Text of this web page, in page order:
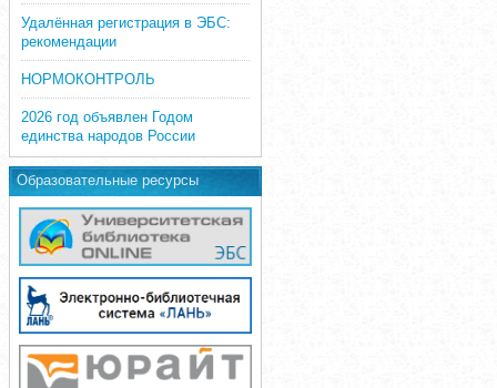
Удалённая регистрация в ЭБС:
рекомендации
НОРМОКОНТРОЛЬ
2026 год объявлен Годом
единства народов России
Образовательные ресурсы